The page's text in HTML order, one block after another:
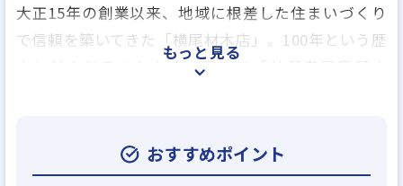
大正15年の創業以来、地域に根差した住まいづくり
で信頼を築いてきた「横尾材木店」。100年という歴
史に甘んじることなく、現在は「社員満足度日本
年間休日120日に加え、充実した各種手当やサポート
体制を整備。中途入社の社員も多く、風通しの良い
もっと見る
おすすめポイント